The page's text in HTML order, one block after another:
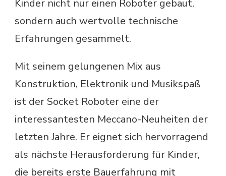
Kinder nicht nur einen Roboter gebaut,
sondern auch wertvolle technische
Erfahrungen gesammelt.
Mit seinem gelungenen Mix aus
Konstruktion, Elektronik und Musikspaß
ist der Socket Roboter eine der
interessantesten Meccano-Neuheiten der
letzten Jahre. Er eignet sich hervorragend
als nächste Herausforderung für Kinder,
die bereits erste Bauerfahrung mit